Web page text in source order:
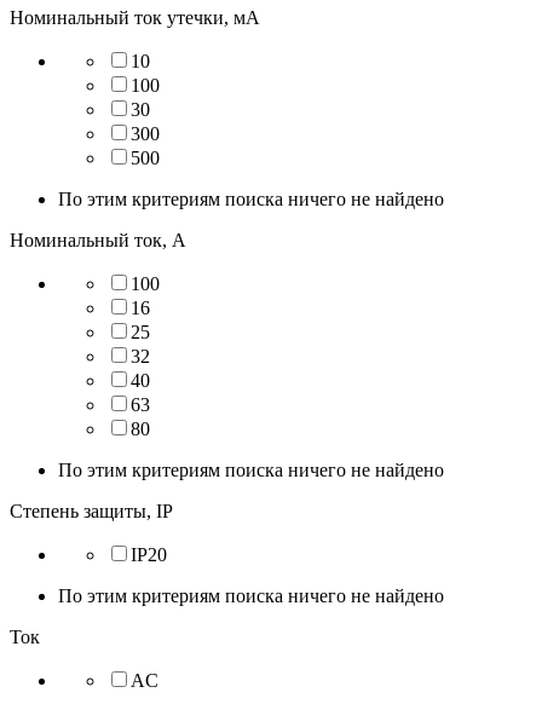
Номинальный ток утечки, мА
10
100
30
300
500
По этим критериям поиска ничего не найдено
Номинальный ток, А
100
16
25
32
40
63
80
По этим критериям поиска ничего не найдено
Степень защиты, IP
IP20
По этим критериям поиска ничего не найдено
Ток
AC